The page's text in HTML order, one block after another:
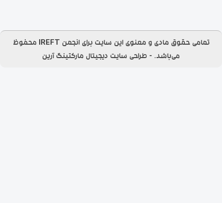
تمامی حقوق مادی و معنوی این سایت برای انجمن IREFT محفوظ
می‌باشد.​ - طراحی سایتدیجیتال مارکتینگ آرین